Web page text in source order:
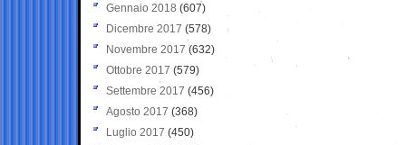
Gennaio 2018 (607)
Dicembre 2017 (578)
Novembre 2017 (632)
Ottobre 2017 (579)
Settembre 2017 (456)
Agosto 2017 (368)
Luglio 2017 (450)